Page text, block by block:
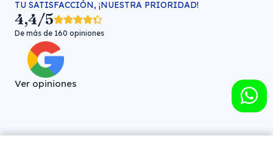
TU SATISFACCIÓN, ¡NUESTRA PRIORIDAD!
4,4/5
De más de 160 opiniones
Ver opiniones